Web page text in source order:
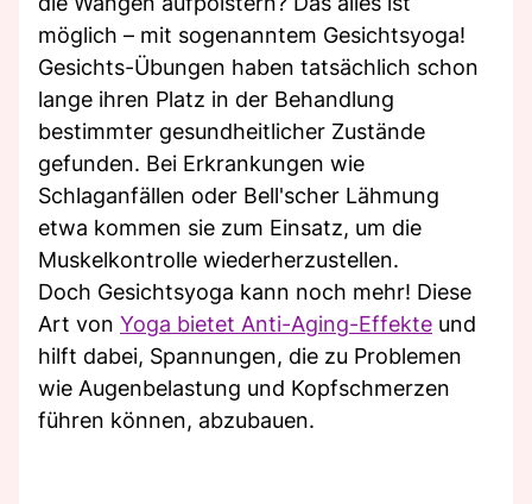
möglich – mit sogenanntem Gesichtsyoga!
Gesichts-Übungen haben tatsächlich schon
lange ihren Platz in der Behandlung
bestimmter gesundheitlicher Zustände
gefunden. Bei Erkrankungen wie
Schlaganfällen oder Bell'scher Lähmung
etwa kommen sie zum Einsatz, um die
Muskelkontrolle wiederherzustellen.
Doch Gesichtsyoga kann noch mehr! Diese
Art von Yoga bietet Anti-Aging-Effekte und
hilft dabei, Spannungen, die zu Problemen
wie Augenbelastung und Kopfschmerzen
führen können, abzubauen.